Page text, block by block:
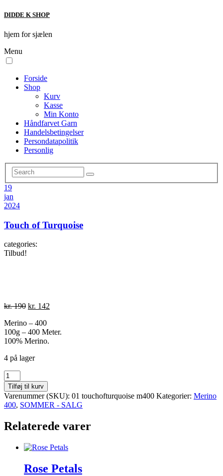
DIDDE K SHOP
hjem for sjælen
Menu
Forside
Shop
Kurv
Kasse
Min Konto
Håndfarvet Garn
Handelsbetingelser
Persondatapolitik
Personlig
19
jan
2024
Touch of Turquoise
categories:
Tilbud!
kr.190 Den
pris
var:
kr. 190.
kr. 142
er:
Merino – 400
100g – 400 Meter.
100% Merino.
4 på lager
Touch
of
Turquoise
antal
Tilføj til kurv
Varenummer (SKU): 01 touchofturquoise m400 Kategorier: Merino
400, SOMMER - SALG
Relaterede varer
Rose Petals